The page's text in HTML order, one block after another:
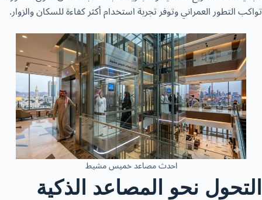
تواكب التطور العمراني وتوفر تجربة استخدام أكثر كفاءة للسكان والزوار.
احدث مصاعد خميس مشيط
التحول نحو المصاعد الذكية